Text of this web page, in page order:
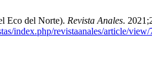
Eco del Norte). Revista Anales.
index.php/revistaanales/article/view/